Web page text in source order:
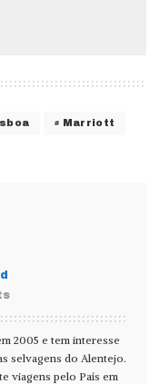
Marriott
2005 e tem interesse
selvagens do Alentejo.
viagens pelo País em